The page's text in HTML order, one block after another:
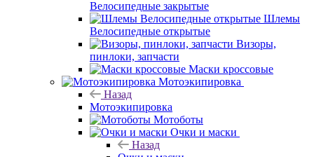
Велосипедные закрытые
Шлемы
Велосипедные открытые
Визоры,
пинлоки, запчасти
Маски кроссовые
Мотоэкипировка
Назад
Мотоэкипировка
Мотоботы
Очки и маски
Назад